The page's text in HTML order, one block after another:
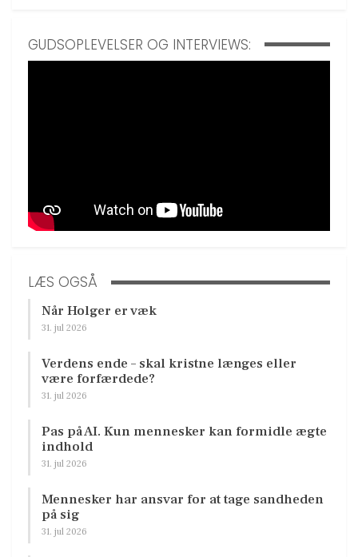
GUDSOPLEVELSER OG INTERVIEWS:
LÆS OGSÅ
Når Holger er væk
31. jul 2026
Verdens ende – skal kristne længes eller
være forfærdede?
31. jul 2026
Pas på AI. Kun mennesker kan formidle ægte
indhold
31. jul 2026
Mennesker har ansvar for at tage sandheden
på sig
31. jul 2026